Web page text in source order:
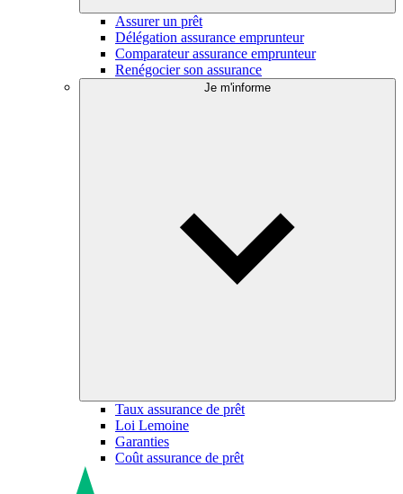
Assurer un prêt
Délégation assurance emprunteur
Comparateur assurance emprunteur
Renégocier son assurance
Je m'informe
Taux assurance de prêt
Loi Lemoine
Garanties
Coût assurance de prêt